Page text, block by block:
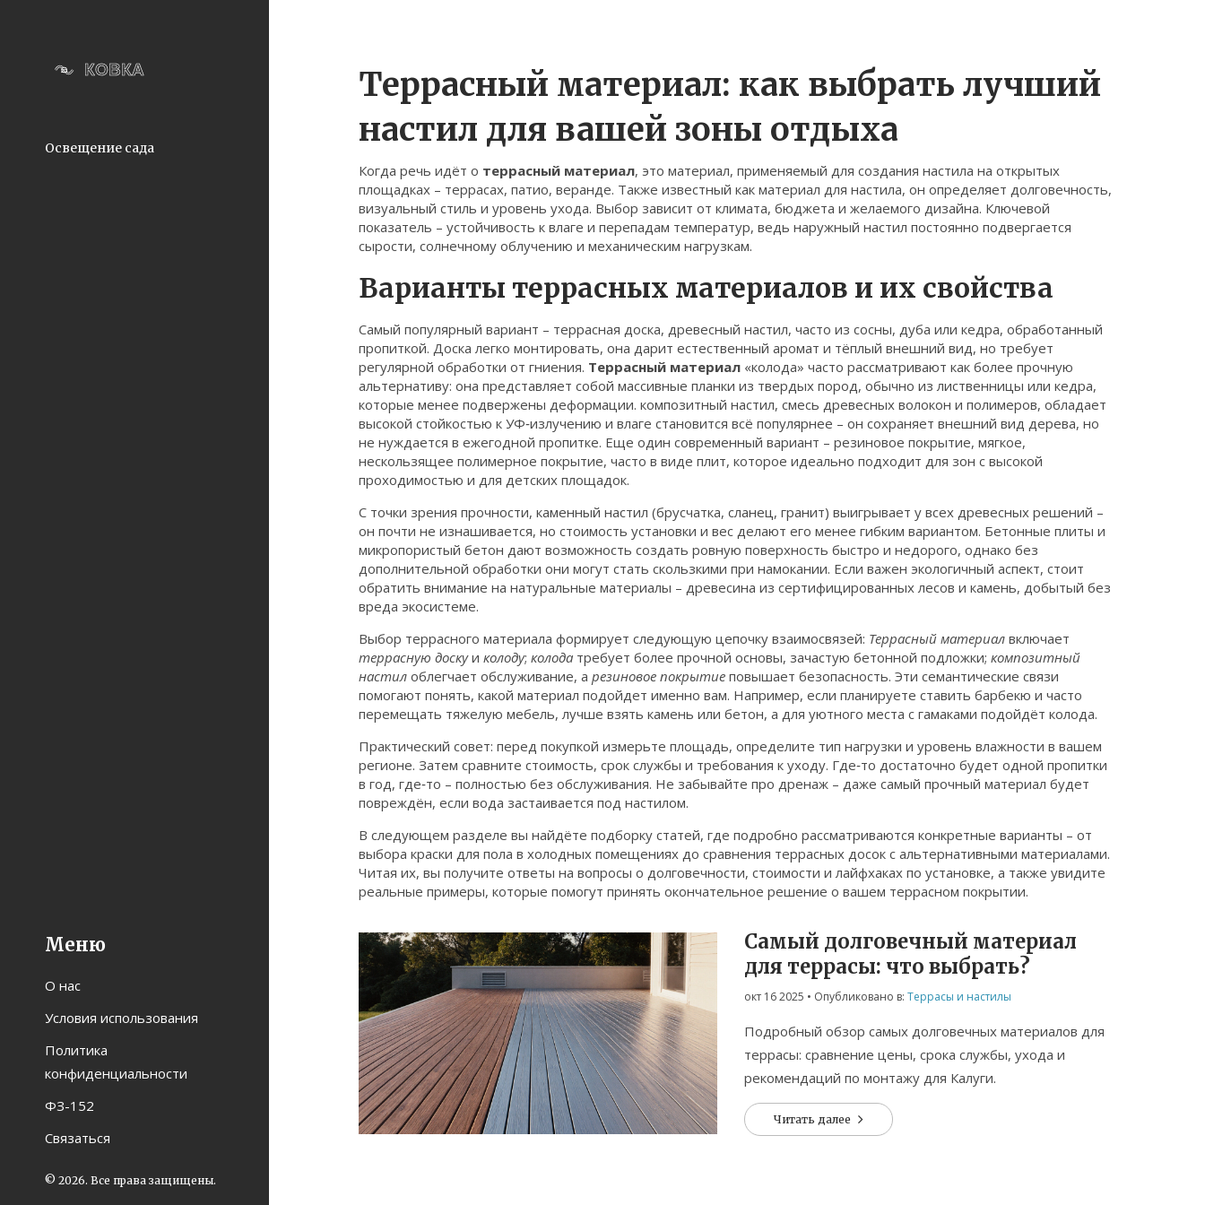
Освещение сада
Меню
О нас
Условия использования
Политика
конфиденциальности
ФЗ-152
Связаться
© 2026. Все права защищены.
Террасный материал: как выбрать лучший
настил для вашей зоны отдыха
Когда речь идёт о террасный материал, это материал, применяемый для создания настила на открытых
площадках – террасах, патио, веранде. Также известный как материал для настила, он определяет долговечность,
визуальный стиль и уровень ухода. Выбор зависит от климата, бюджета и желаемого дизайна. Ключевой
показатель – устойчивость к влаге и перепадам температур, ведь наружный настил постоянно подвергается
сырости, солнечному облучению и механическим нагрузкам.
Варианты террасных материалов и их свойства
Самый популярный вариант – террасная доска, древесный настил, часто из сосны, дуба или кедра, обработанный
пропиткой. Доска легко монтировать, она дарит естественный аромат и тёплый внешний вид, но требует
регулярной обработки от гниения. Террасный материал «колода» часто рассматривают как более прочную
альтернативу: она представляет собой массивные планки из твердых пород, обычно из лиственницы или кедра,
которые менее подвержены деформации. композитный настил, смесь древесных волокон и полимеров, обладает
высокой стойкостью к УФ‑излучению и влаге становится всё популярнее – он сохраняет внешний вид дерева, но
не нуждается в ежегодной пропитке. Еще один современный вариант – резиновое покрытие, мягкое,
нескользящее полимерное покрытие, часто в виде плит, которое идеально подходит для зон с высокой
проходимостью и для детских площадок.
С точки зрения прочности, каменный настил (брусчатка, сланец, гранит) выигрывает у всех древесных решений –
он почти не изнашивается, но стоимость установки и вес делают его менее гибким вариантом. Бетонные плиты и
микропористый бетон дают возможность создать ровную поверхность быстро и недорого, однако без
дополнительной обработки они могут стать скользкими при намокании. Если важен экологичный аспект, стоит
обратить внимание на натуральные материалы – древесина из сертифицированных лесов и камень, добытый без
вреда экосистеме.
Выбор террасного материала формирует следующую цепочку взаимосвязей: Террасный материал включает
террасную доскуи колоду; колода требует более прочной основы, зачастую бетонной подложки; композитный
настил облегчает обслуживание, а резиновое покрытие повышает безопасность. Эти семантические связи
помогают понять, какой материал подойдет именно вам. Например, если планируете ставить барбекю и часто
перемещать тяжелую мебель, лучше взять камень или бетон, а для уютного места с гамаками подойдёт колода.
Практический совет: перед покупкой измерьте площадь, определите тип нагрузки и уровень влажности в вашем
регионе. Затем сравните стоимость, срок службы и требования к уходу. Где‑то достаточно будет одной пропитки
в год, где‑то – полностью без обслуживания. Не забывайте про дренаж – даже самый прочный материал будет
повреждён, если вода застаивается под настилом.
В следующем разделе вы найдёте подборку статей, где подробно рассматриваются конкретные варианты – от
выбора краски для пола в холодных помещениях до сравнения террасных досок с альтернативными материалами.
Читая их, вы получите ответы на вопросы о долговечности, стоимости и лайфхаках по установке, а также увидите
реальные примеры, которые помогут принять окончательное решение о вашем террасном покрытии.
Самый долговечный материал
для террасы: что выбрать?
окт 16 2025 • Опубликовано в: Террасы и настилы
Подробный обзор самых долговечных материалов для
террасы: сравнение цены, срока службы, ухода и
рекомендаций по монтажу для Калуги.
Читать далее